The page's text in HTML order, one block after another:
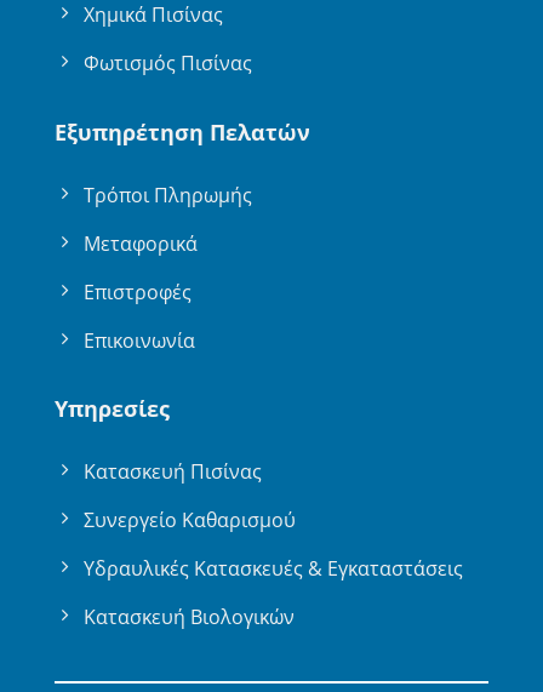
Χημικά Πισίνας
Φωτισμός Πισίνας
Εξυπηρέτηση Πελατών
Τρόποι Πληρωμής
Μεταφορικά
Επιστροφές
Επικοινωνία
Υπηρεσίες
Κατασκευή Πισίνας
Συνεργείο Καθαρισμού
Υδραυλικές Κατασκευές & Εγκαταστάσεις
Κατασκευή Βιολογικών